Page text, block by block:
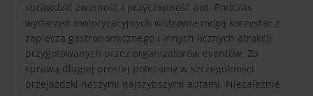
sprawdzić zwinność i przyczepność aut. Podczas
wydarzeń motoryzacyjnych widzowie mogą korzystać z
zaplecza gastronomicznego i innych licznych atrakcji
przygotowanych przez organizatorów eventów. Za
sprawą długiej prostej polecamy w szczególności
przejażdżki naszymi najszybszymi autami. Niezależnie